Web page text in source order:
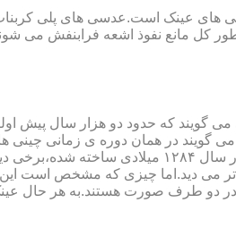
های عینک است.عدسی های پلی
مانع نفوذ اشعه فرابنفش می
گویند که حدود دو هزار سال پیش
در همان دوره ی زمانی چینی ها
دو طرف صورت هستند.به هر حال